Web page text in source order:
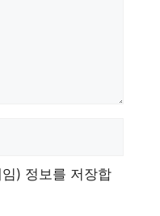
) 정보를 저장합